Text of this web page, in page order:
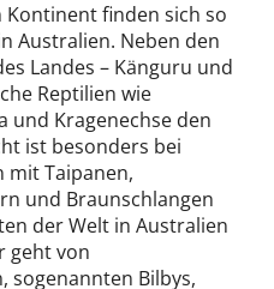
finden sich so
Australien. Neben den
Landes – Känguru und
Reptilien wie
und Kragenechse den
ist besonders bei
mit Taipanen,
und Braunschlangen
der Welt in Australien
geht von
sogenannten Bilbys,